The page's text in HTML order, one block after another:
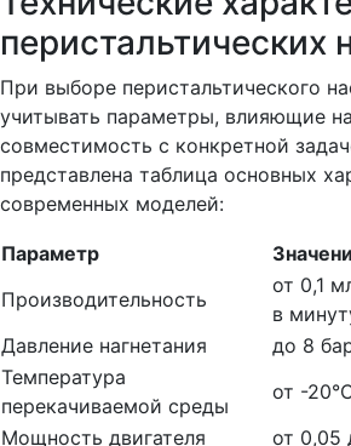
перистальтических
При выборе перистальтического
учитывать параметры, влияющие
совместимость с конкретной
представлена таблица основных
современных моделей:
Параметр
Производительность
от 0,1
в
Давление нагнетания
до 8
Температура
перекачиваемой среды
от -
Мощность двигателя
от 0,05